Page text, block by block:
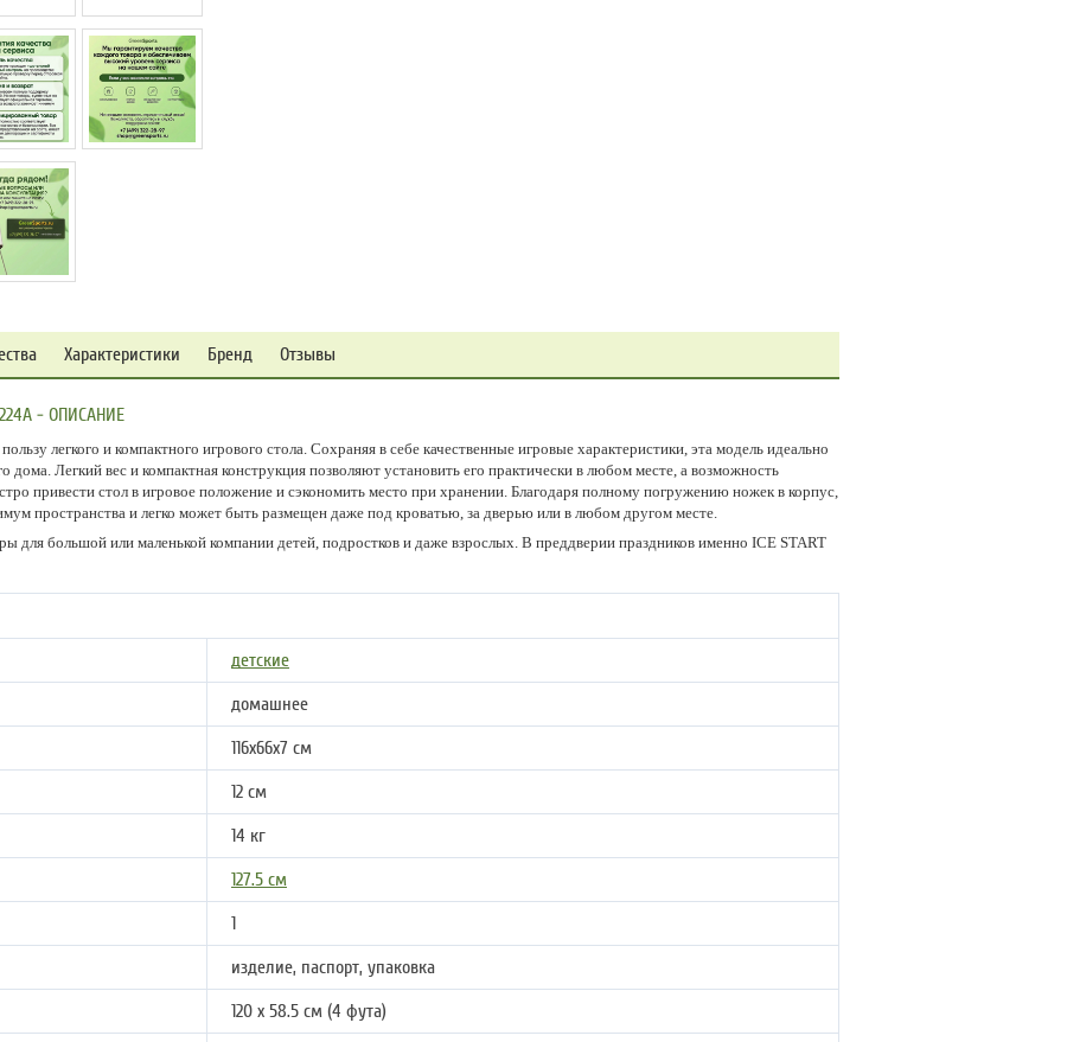
Характеристики Бренд Отзывы
- ОПИСАНИЕ
легкого и компактного игрового стола. Сохраняя в себе качественные игровые характеристики, эта модель идеально
дома. Легкий вес и компактная конструкция позволяют установить его практически в любом месте, а возможность
привести стол в игровое положение и сэкономить место при хранении. Благодаря полному погружению ножек в корпус,
пространства и легко может быть размещен даже под кроватью, за дверью или в любом другом месте.
для большой или маленькой компании детей, подростков и даже взрослых. В преддверии праздников именно ICE START
детские
домашнее
116х66х7 см
12 см
14 кг
127.5 см
1
изделие, паспорт, упаковка
120 х 58.5 см (4 фута)